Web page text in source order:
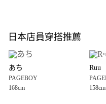
全盈+PAY
大哥付你分期
【大哥付你分期使用說明】
1.本服務由台灣大哥大提供，台灣
2.付款方式選擇「大哥付你分期」
AFTEE先享後付
日本店員穿搭推薦
あち
PAGEBOY
168cm
Ruu
158cm